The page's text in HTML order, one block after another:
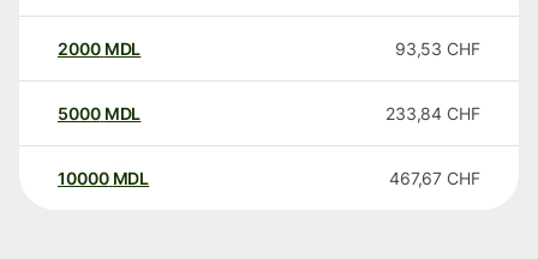
2000 MDL 93,53 CHF
5000 MDL 233,84 CHF
10000 MDL 467,67 CHF